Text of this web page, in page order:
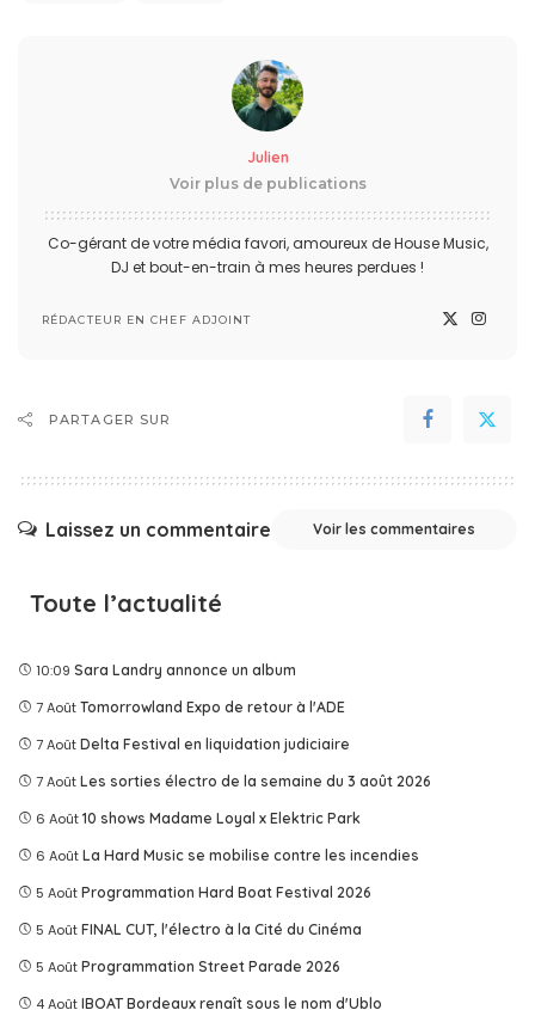
Julien
Voir plus de publications
Co-gérant de votre média favori, amoureux de House Music,
DJ et bout-en-train à mes heures perdues !
RÉDACTEUR EN CHEF ADJOINT
PARTAGER SUR
Laissez un commentaire Voir les commentaires
Toute l’actualité
10:09 Sara Landry annonce un album
7 Août Tomorrowland Expo de retour à l'ADE
7 Août Delta Festival en liquidation judiciaire
7 Août Les sorties électro de la semaine du 3 août 2026
6 Août 10 shows Madame Loyal x Elektric Park
6 Août La Hard Music se mobilise contre les incendies
5 Août Programmation Hard Boat Festival 2026
5 Août FINAL CUT, l'électro à la Cité du Cinéma
5 Août Programmation Street Parade 2026
4 Août IBOAT Bordeaux renaît sous le nom d'Ublo